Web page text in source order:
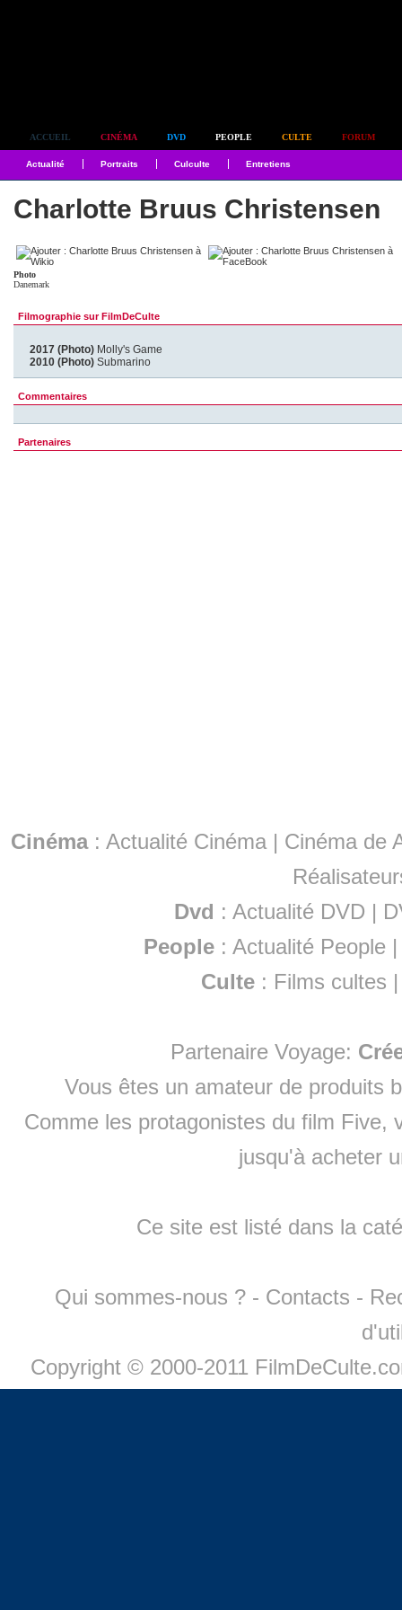
ACCUEIL CINÉMA DVD PEOPLE CULTE FORUM
Actualité Portraits Culculte Entretiens
Charlotte Bruus Christensen
Photo
Danemark
Filmographie sur FilmDeCulte
2017 (Photo) Molly's Game
2010 (Photo) Submarino
Commentaires
Partenaires
Cinéma: Actualité Cinéma | Cinéma de
Dvd : Actualité DVD |
People :Actualité People
Culte : Films cultes
Partenaire Voyage:
Vous êtes un amateur de produits
Comme les protagonistes du film Five,
jusqu'à acheter
Ce site est listé dans la
Qui sommes-nous ? - Contacts -
Copyright © 2000-2011